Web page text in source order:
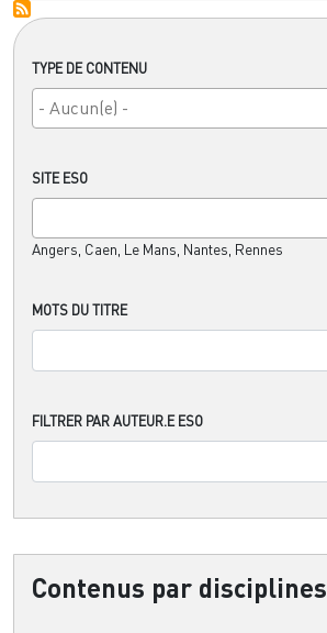
TYPE DE CONTENU
SITE ESO
Angers, Caen, Le Mans, Nantes, Rennes
MOTS DU TITRE
FILTRER PAR AUTEUR.E ESO
Contenus par disciplines